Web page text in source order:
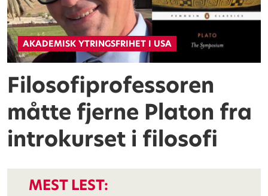
AKADEMISK YTRINGSFRIHET I USA
Filosofiprofessoren
måtte fjerne Platon fra
introkurset i filosofi
MEST LEST: